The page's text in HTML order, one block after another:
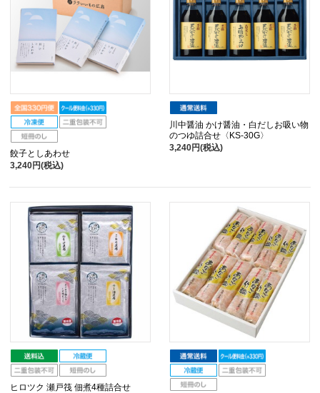
餃子としあわせ
3,240円(税込)
川中醤油 かけ醤油・白だしお吸い物
のつゆ詰合せ〈KS-30G〉
3,240円(税込)
ヒロツク 瀬戸筏 佃煮4種詰合せ